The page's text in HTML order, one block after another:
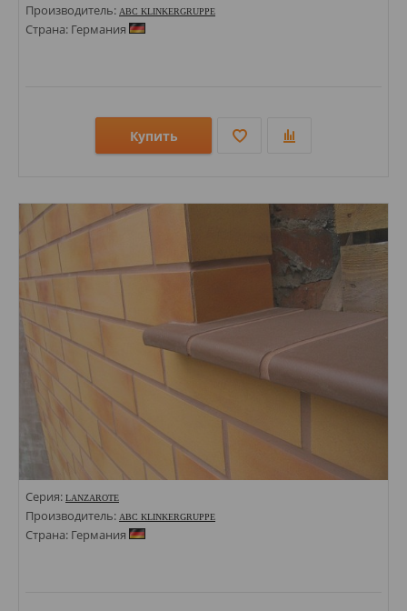
Производитель: ABC KLINKERGRUPPE
Страна: Германия
Купить
Стили: Под кирпич;
Цвета:
Серия: LANZAROTE
Производитель: ABC KLINKERGRUPPE
Страна: Германия